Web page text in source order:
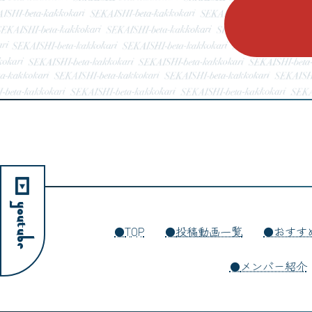
TOP 投稿動画一覧 おすす
メンバー紹介
YouTube